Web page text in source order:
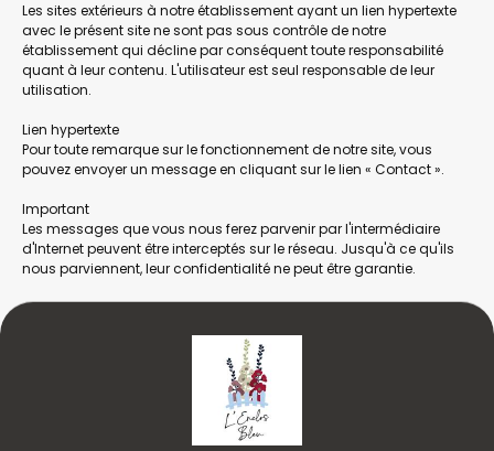
Les sites extérieurs à notre établissement ayant un lien hypertexte
avec le présent site ne sont pas sous contrôle de notre
établissement qui décline par conséquent toute responsabilité
quant à leur contenu. L'utilisateur est seul responsable de leur
utilisation.
Lien hypertexte
Pour toute remarque sur le fonctionnement de notre site, vous
pouvez envoyer un message en cliquant sur le lien « Contact ».
Important
Les messages que vous nous ferez parvenir par l'intermédiaire
d'Internet peuvent être interceptés sur le réseau. Jusqu'à ce qu'ils
nous parviennent, leur confidentialité ne peut être garantie.